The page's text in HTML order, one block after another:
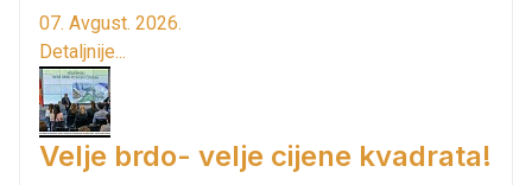
07. Avgust. 2026.
Detaljnije...
Velje brdo- velje cijene kvadrata!